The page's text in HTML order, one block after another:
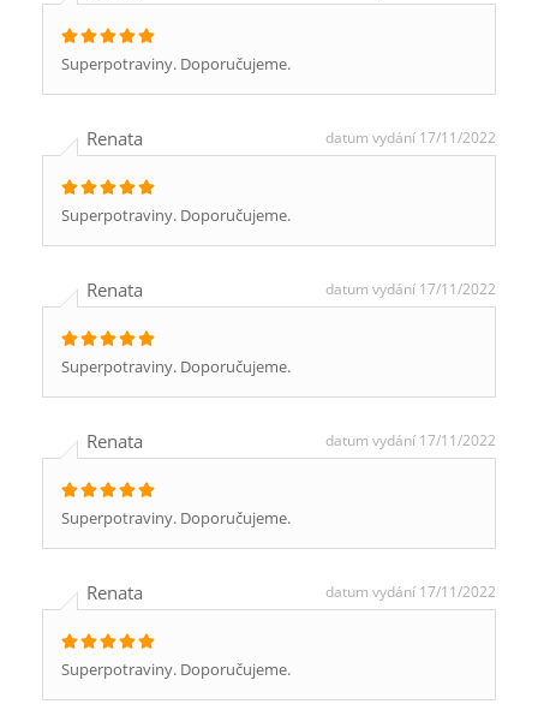
Superpotraviny. Doporučujeme.
Renata datum vydání 17/11/2022
Superpotraviny. Doporučujeme.
Renata datum vydání 17/11/2022
Superpotraviny. Doporučujeme.
Renata datum vydání 17/11/2022
Superpotraviny. Doporučujeme.
Renata datum vydání 17/11/2022
Superpotraviny. Doporučujeme.